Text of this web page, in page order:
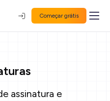
Começar grátis
assinatura e